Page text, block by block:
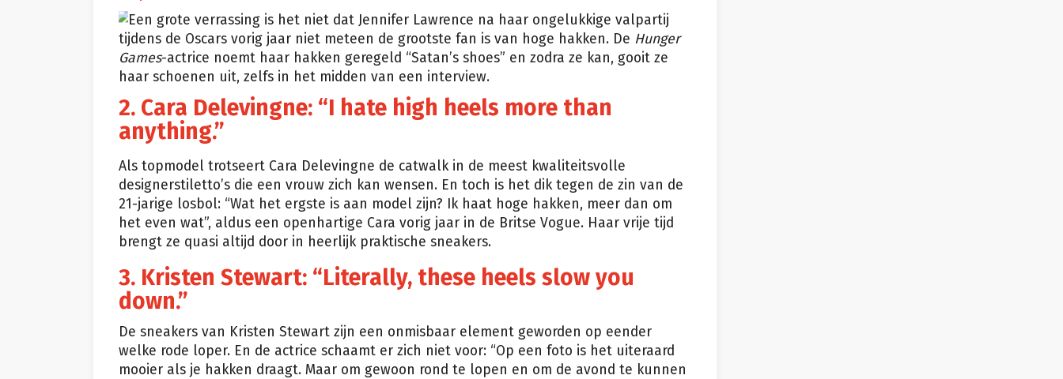
Getty
Een grote verrassing is het niet dat Jennifer Lawrence na haar ongelukkige valpartij
tijdens de Oscars vorig jaar niet meteen de grootste fan is van hoge hakken. De Hunger
Games-actrice noemt haar hakken geregeld “Satan’s shoes” en zodra ze kan, gooit ze
haar schoenen uit, zelfs in het midden van een interview.
2. Cara Delevingne: “I hate high heels more than
anything.”
Als topmodel trotseert Cara Delevingne de catwalk in de meest kwaliteitsvolle
designerstiletto’s die een vrouw zich kan wensen. En toch is het dik tegen de zin van de
21-jarige losbol: “Wat het ergste is aan model zijn? Ik haat hoge hakken, meer dan om
het even wat”, aldus een openhartige Cara vorig jaar in de Britse Vogue. Haar vrije tijd
brengt ze quasi altijd door in heerlijk praktische sneakers.
3. Kristen Stewart: “Literally, these heels slow you
down.”
De sneakers van Kristen Stewart zijn een onmisbaar element geworden op eender
welke rode loper. En de actrice schaamt er zich niet voor: “Op een foto is het uiteraard
mooier als je hakken draagt. Maar om gewoon rond te lopen en om de avond te kunnen